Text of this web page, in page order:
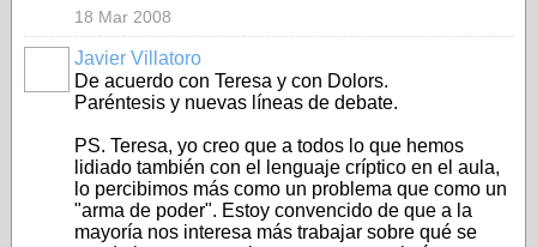
18 Mar 2008
Javier Villatoro
De acuerdo con Teresa y con Dolors.
Paréntesis y nuevas líneas de debate.
PS. Teresa, yo creo que a todos lo que hemos
lidiado también con el lenguaje críptico en el aula,
lo percibimos más como un problema que como un
"arma de poder". Estoy convencido de que a la
mayoría nos interesa más trabajar sobre qué se